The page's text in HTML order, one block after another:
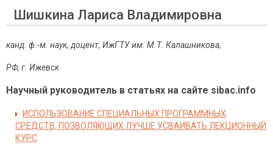
Шишкина Лариса Владимировна
канд. ф.-м. наук, доцент, ИжГТУ им. М.Т. Калашникова,
РФ, г. Ижевск
Научный руководитель в статьях на сайте sibac.info
ИСПОЛЬЗОВАНИЕ СПЕЦИАЛЬНЫХ ПРОГРАММНЫХ
СРЕДСТВ, ПОЗВОЛЯЮЩИХ ЛУЧШЕ УСВАИВАТЬ ЛЕКЦИОННЫЙ
КУРС